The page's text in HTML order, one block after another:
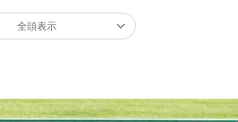
全頭表示